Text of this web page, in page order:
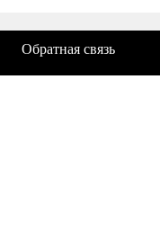
Обратная связь